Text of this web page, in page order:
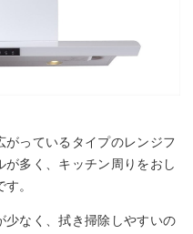
がっているタイプのレンジフ
多く、キッチン周りをおし
。
少なく、拭き掃除しやすいの